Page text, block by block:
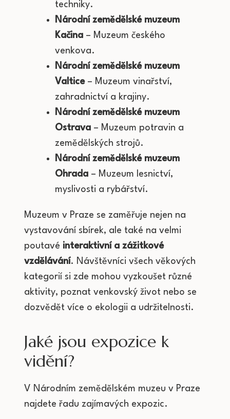
techniky.
Národní zemědělské muzeum
Kačina – Muzeum českého
venkova.
Národní zemědělské muzeum
Valtice– Muzeum vinařství,
zahradnictví a krajiny.
Národní zemědělské muzeum
Ostrava – Muzeum potravin a
zemědělských strojů.
Národní zemědělské muzeum
Ohrada – Muzeum lesnictví,
myslivosti a rybářství.
Muzeum v Praze se zaměřuje nejen na
vystavování sbírek, ale také na velmi
poutavé interaktivní a zážitkové
vzdělávání. Návštěvníci všech věkových
kategorií si zde mohou vyzkoušet různé
aktivity, poznat venkovský život nebo se
dozvědět více o ekologii a udržitelnosti.
Jaké jsou expozice k
vidění?
V Národním zemědělském muzeu v Praze
najdete řadu zajímavých expozic.